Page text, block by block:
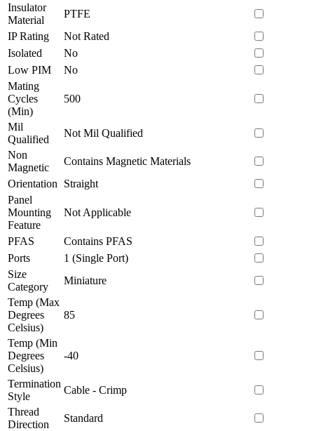
Insulator
Material
PTFE
IP Rating
Not Rated
Isolated
No
Low PIM
No
Mating
Cycles
(Min)
500
Mil
Qualified
Not Mil Qualified
Non
Magnetic
Contains Magnetic Materials
Orientation
Straight
Panel
Mounting
Feature
Not Applicable
PFAS
Contains PFAS
Ports
1 (Single Port)
Size
Category
Miniature
Temp (Max
Degrees
Celsius)
85
Temp (Min
Degrees
Celsius)
-40
Termination
Style
Cable - Crimp
Thread
Direction
Standard